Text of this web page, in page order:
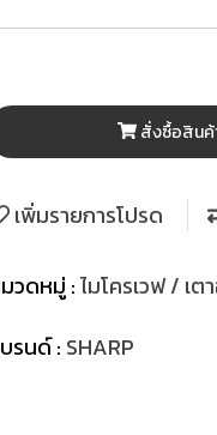
สั่งซื้อสินค้
เพิ่มรายการโปรด
วดหมู่ :ไมโครเวฟ / เ
รนด์ : SHARP